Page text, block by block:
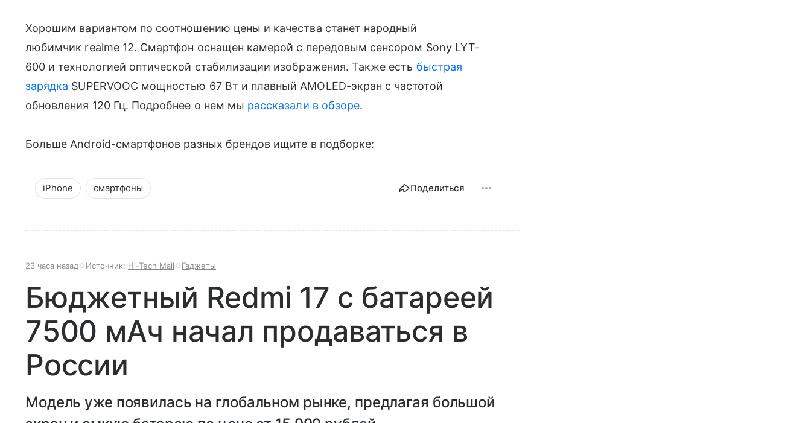
Хорошим вариантом по соотношению цены и качества станет народный
любимчик realme 12. Смартфон оснащен камерой с передовым сенсором Sony LYT-
600 и технологией оптической стабилизации изображения. Также есть быстрая
зарядка SUPERVOOC мощностью 67 Вт и плавный AMOLED-экран с частотой
обновления 120 Гц. Подробнее о нем мы рассказали в обзоре.
Больше Android-смартфонов разных брендов ищите в подборке:
iPhone смартфоны Поделиться
23 часа назад Источник: Hi-Tech Mail Гаджеты
Бюджетный Redmi 17 с батареей
7500 мАч начал продаваться в
России
Модель уже появилась на глобальном рынке, предлагая большой